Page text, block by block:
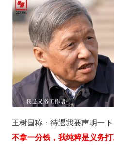
王树国称：待遇我要声明一下
不拿一分钱，我纯粹是义务